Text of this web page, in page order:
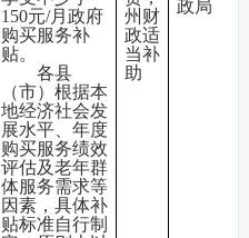
150元/月政府
购买服务补
贴。
各县
（市）根据本
地经济社会发
展水平、年度
购买服务绩效
评估及老年群
体服务需求等
因素，具体补
贴标准自行制
州财
政适
当补
助
政局